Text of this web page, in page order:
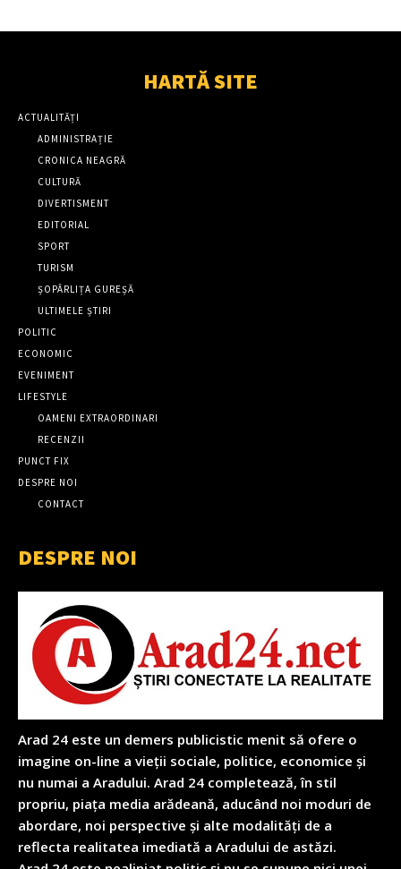
HARTĂ SITE
ACTUALITĂȚI
ADMINISTRAȚIE
CRONICA NEAGRĂ
CULTURĂ
DIVERTISMENT
EDITORIAL
SPORT
TURISM
ȘOPÂRLIȚA GUREȘĂ
ULTIMELE ȘTIRI
POLITIC
ECONOMIC
EVENIMENT
LIFESTYLE
OAMENI EXTRAORDINARI
RECENZII
PUNCT FIX
DESPRE NOI
CONTACT
DESPRE NOI
Arad 24 este un demers publicistic menit să ofere o
imagine on-line a vieții sociale, politice, economice și
nu numai a Aradului. Arad 24 completează, în stil
propriu, piața media arădeană, aducând noi moduri de
abordare, noi perspective și alte modalități de a
reflecta realitatea imediată a Aradului de astăzi.